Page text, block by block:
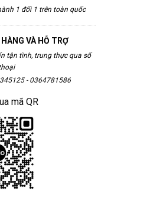
Điện Thoại & Tablet số lượng
1 đổi 1 trên toàn quốc
VÀ HỖ TRỢ
tận tình, trung thực qua số
- 0364781586
mã QR